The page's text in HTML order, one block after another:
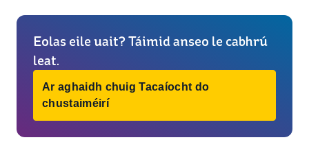
Eolas eile uait? Táimid anseo le cabhrú
leat.
Ar aghaidh chuig Tacaíocht do
chustaiméirí